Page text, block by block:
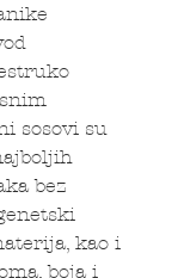
sosovi su
bez
kao i
boja i